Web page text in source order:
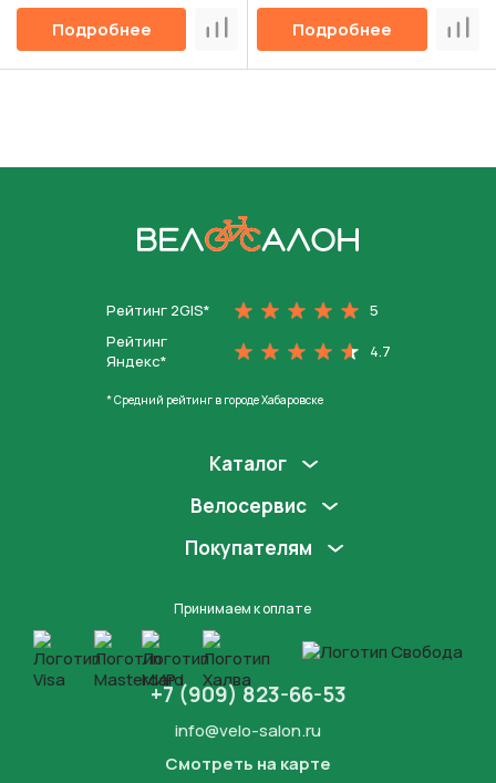
Подробнее СравнитьПодробнее
Рейтинг 2GIS*
5
Рейтинг
Яндекс*
4.7
* Средний рейтинг в городе Хабаровске
Каталог
Велосервис
Покупателям
Принимаем к оплате
+7 (909) 823-66-53
info@velo-salon.ru
Смотреть на карте